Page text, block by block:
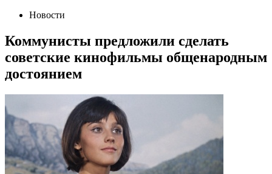
Новости
Коммунисты предложили сделать
советские кинофильмы общенародным
достоянием